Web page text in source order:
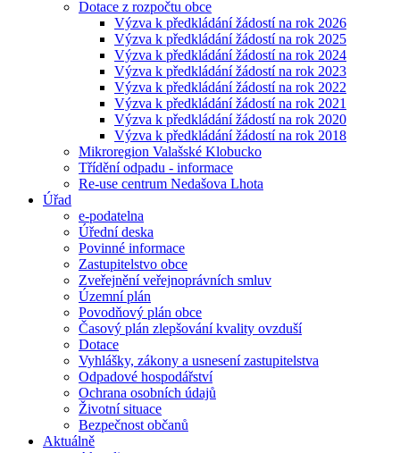
Dotace z rozpočtu obce
Výzva k předkládání žádostí na rok 2026
Výzva k předkládání žádostí na rok 2025
Výzva k předkládání žádostí na rok 2024
Výzva k předkládání žádostí na rok 2023
Výzva k předkládání žádostí na rok 2022
Výzva k předkládání žádostí na rok 2021
Výzva k předkládání žádostí na rok 2020
Výzva k předkládání žádostí na rok 2018
Mikroregion Valašské Klobucko
Třídění odpadu - informace
Re-use centrum Nedašova Lhota
Úřad
e-podatelna
Úřední deska
Povinné informace
Zastupitelstvo obce
Zveřejnění veřejnoprávních smluv
Územní plán
Povodňový plán obce
Časový plán zlepšování kvality ovzduší
Dotace
Vyhlášky, zákony a usnesení zastupitelstva
Odpadové hospodářství
Ochrana osobních údajů
Životní situace
Bezpečnost občanů
Aktuálně